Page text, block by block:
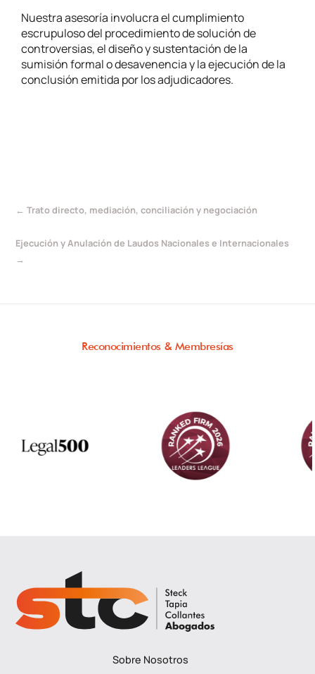
Nuestra asesoría involucra el cumplimiento
escrupuloso del procedimiento de solución de
controversias, el diseño y sustentación de la
sumisión formal o desavenencia y la ejecución de la
conclusión emitida por los adjudicadores.
←Trato directo, mediación, conciliación y negociación
Ejecución y Anulación de Laudos Nacionales e Internacionales
→
Reconocimientos & Membresías
Sobre Nosotros